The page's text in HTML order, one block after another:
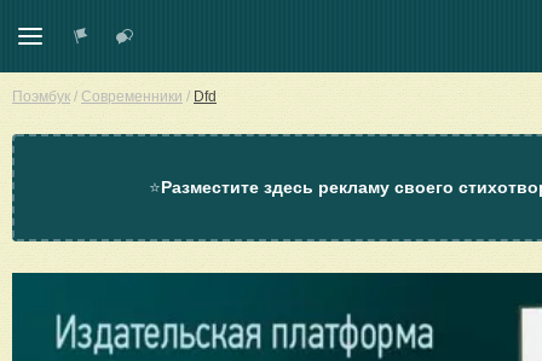
Поэмбук / Современники / Dfd
⭐Разместите здесь рекламу своего